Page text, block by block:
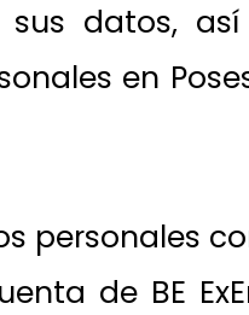
datos,
en
personales
de BE